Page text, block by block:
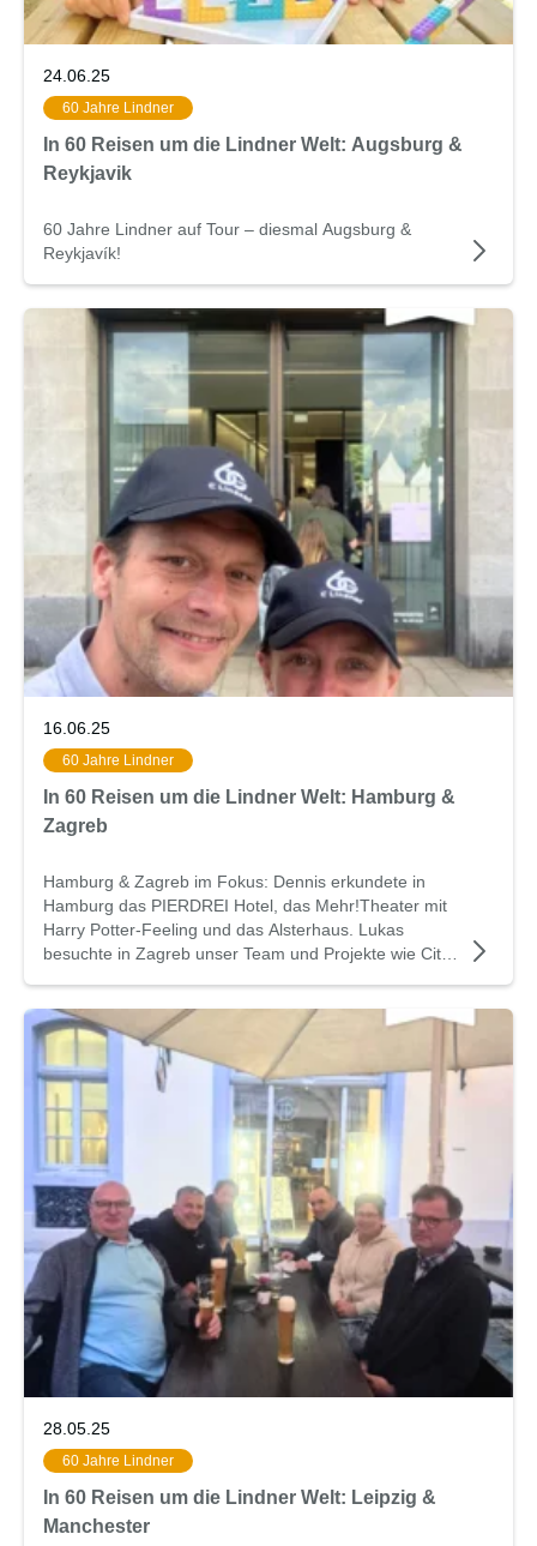
24.06.25
60 Jahre Lindner
In 60 Reisen um die Lindner Welt: Augsburg &
Reykjavik
60 Jahre Lindner auf Tour – diesmal Augsburg &
Reykjavík!
16.06.25
60 Jahre Lindner
In 60 Reisen um die Lindner Welt: Hamburg &
Zagreb
Hamburg & Zagreb im Fokus: Dennis erkundete in
Hamburg das PIERDREI Hotel, das Mehr!Theater mit
Harry Potter-Feeling und das Alsterhaus. Lukas
besuchte in Zagreb unser Team und Projekte wie City
28.05.25
60 Jahre Lindner
In 60 Reisen um die Lindner Welt: Leipzig &
Manchester